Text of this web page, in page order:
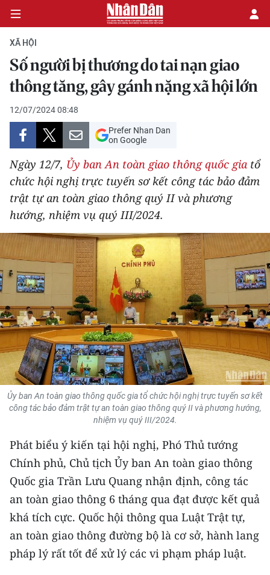
CHÍNH TRỊ
KINH TẾ
VĂN HÓA
XÃ HỘI
PHÁP LUẬT
THẾ GIỚI
THỂ THAO
GIÁO DỤC
Y TẾ
KHOA HỌC - CÔNG NGHỆ
MÔI TRƯỜNG
KIỂM CHỨNG THÔNG TIN
TRI THỨC CHUYÊN SÂU
54 DÂN TỘC VIỆT NAM
CHƯƠNG TRÌNH OCOP - MỖI XÃ
MỘT SẢN PHẨM
XÃ HỘI
Số người bị thương do tai nạn giao
thông tăng, gây gánh nặng xã hội lớn
12/07/2024 08:48
Prefer Nhan Dan
on Google
Ngày 12/7, Ủy ban An toàn giao thông quốc gia tổ
chức hội nghị trực tuyến sơ kết công tác bảo đảm
trật tự an toàn giao thông quý II và phương
hướng, nhiệm vụ quý III/2024.
Ủy ban An toàn giao thông quốc gia tổ chức hội nghị trực tuyến sơ kết
công tác bảo đảm trật tự an toàn giao thông quý II và phương hướng,
nhiệm vụ quý III/2024.
Phát biểu ý kiến tại hội nghị, Phó Thủ tướng
Chính phủ, Chủ tịch Ủy ban An toàn giao thông
Quốc gia Trần Lưu Quang nhận định, công tác
an toàn giao thông 6 tháng qua đạt được kết quả
khá tích cực. Quốc hội thông qua Luật Trật tự,
an toàn giao thông đường bộ là cơ sở, hành lang
pháp lý rất tốt để xử lý các vi phạm pháp luật.